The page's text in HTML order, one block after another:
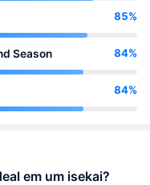
85%
Season 84%
84%
em um isekai?